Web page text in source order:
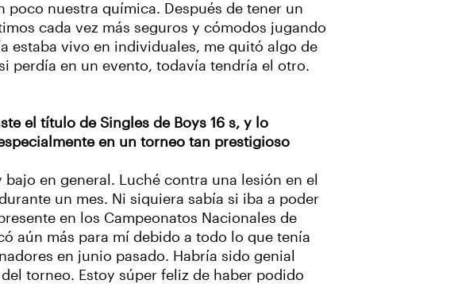
nuestra química. Después de tener un
cada vez más seguros y cómodos jugando
estaba vivo en individuales, me quitó algo de
perdía en un evento, todavía tendría el otro.
el título de Singles de Boys 16 s, y lo
en un torneo tan prestigioso
en general. Luché contra una lesión en el
un mes. Ni siquiera sabía si iba a poder
en los Campeonatos Nacionales de
aún más para mí debido a todo lo que tenía
en junio pasado. Habría sido genial
torneo. Estoy súper feliz de haber podido